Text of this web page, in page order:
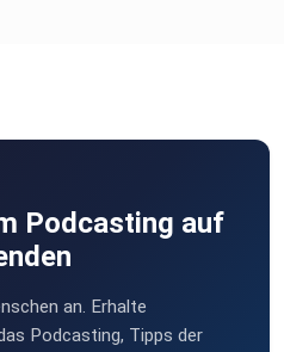
Podcasting auf
an. Erhalte
Podcasting, Tipps der